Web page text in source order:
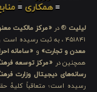
≡همکاری ≡
لیلیت ® در «مرکز مالکیت
۴۵۱۸۴۱ ، به ثبت رسیده است و در
معدن و تجارت» و «سامانه
همچنین در «مرکز توسعه
رسانه‌های دیجیتال وزارت
رسیده است؛ متعاقباً کلیهٔ